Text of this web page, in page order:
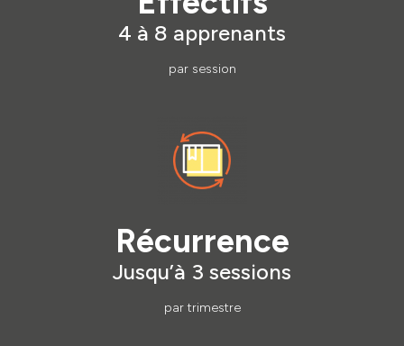
4 à 8 apprenants
par session
Récurrence
Jusqu’à 3 sessions
par trimestre